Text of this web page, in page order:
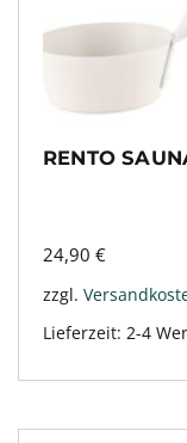
RENTO
24,90 €
zzgl.
Lieferzeit: 2-4